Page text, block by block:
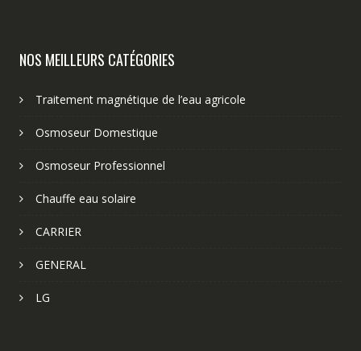
NOS MEILLEURS CATÉGORIES
Traitement magnétique de l’eau agricole
Osmoseur Domestique
Osmoseur Professionnel
Chauffe eau solaire
CARRIER
GENERAL
LG